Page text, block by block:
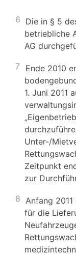
6 Die in § 5
betriebliche
AG
7
Ende 2010
1. Juni 2011
Unter-/
Zeitpunkt
zur
8 Anfang
für die